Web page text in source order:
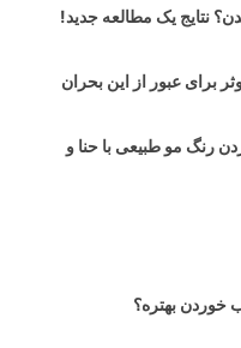
نتایج یک مطالعه جدید!
برای عبور از این بحران
رنگ مو طبیعی با حنا و
خوردن بهتره؟